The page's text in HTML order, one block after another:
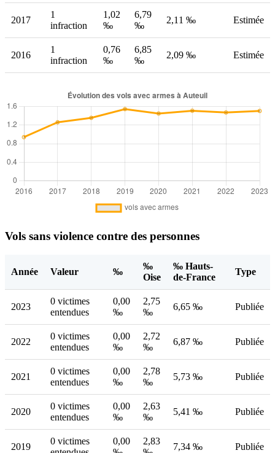
2017
1
infraction
1,02
‰
6,79
‰
2,11 ‰ Estimée
2016
1
infraction
0,76
‰
6,85
‰
2,09 ‰ Estimée
Vols sans violence contre des personnes
Année Valeur ‰
‰
Oise
‰ Hauts-
de-France
Type
2023
0 victimes
entendues
0,00
‰
2,75
‰
6,65 ‰ Publiée
2022
0 victimes
entendues
0,00
‰
2,72
‰
6,87 ‰ Publiée
2021
0 victimes
entendues
0,00
‰
2,78
‰
5,73 ‰ Publiée
2020
0 victimes
entendues
0,00
‰
2,63
‰
5,41 ‰ Publiée
2019
0 victimes
0,00
2,83
7,34 ‰ Publiée